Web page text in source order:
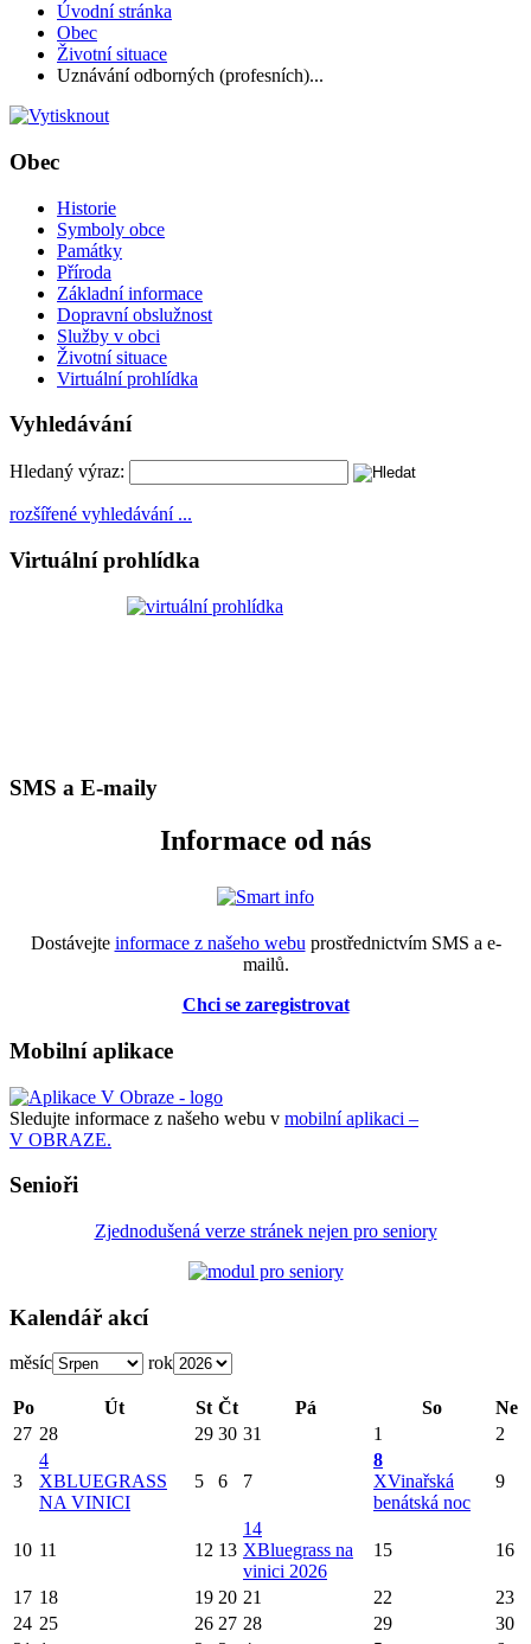
Úvodní stránka
Obec
Životní situace
Uznávání odborných (profesních)...
Obec
Historie
Symboly obce
Památky
Příroda
Základní informace
Dopravní obslužnost
Služby v obci
Životní situace
Virtuální prohlídka
Vyhledávání
Hledaný výraz:
rozšířené vyhledávání ...
Virtuální prohlídka
SMS a E-maily
Informace od nás
Dostávejte informace z našeho webu prostřednictvím SMS a e-
mailů.
Chci se zaregistrovat
Mobilní aplikace
Sledujte informace z našeho webu v mobilní aplikaci –
V OBRAZE.
Senioři
Zjednodušená verze stránek nejen pro seniory
Kalendář akcí
měsíc rok
Po Út St Čt Pá So
Ne
27 28 29 30 31 1 2
3
4
XBLUEGRASS
NA VINICI
5 6 7
8
XVinařská
benátská noc
9
10 11 12 13
14
XBluegrass na
vinici 2026
15 16
17 18 19 20 21 22
23
24 25 26 27 28 29
30